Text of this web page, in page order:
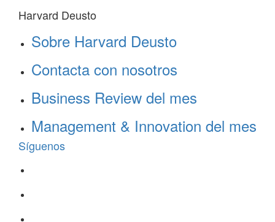
Harvard Deusto
Sobre Harvard Deusto
Contacta con nosotros
Business Review del mes
Management & Innovation del mes
Síguenos